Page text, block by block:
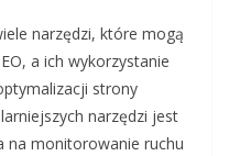
narzędzi, które mogą
a ich wykorzystanie
strony
narzędzi jest
na monitorowanie ruchu